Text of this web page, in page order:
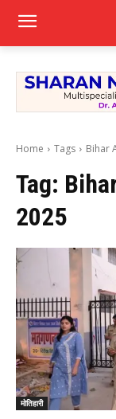
Home Tags Bihar
Tag:
2025
मोतिहारी